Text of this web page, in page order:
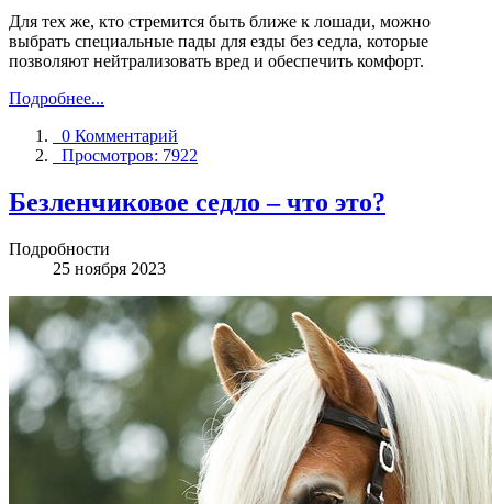
Для тех же, кто стремится быть ближе к лошади, можно
выбрать специальные пады для езды без седла, которые
позволяют нейтрализовать вред и обеспечить комфорт.
Подробнее...
0 Комментарий
Просмотров: 7922
Безленчиковое седло – что это?
Подробности
25 ноября 2023